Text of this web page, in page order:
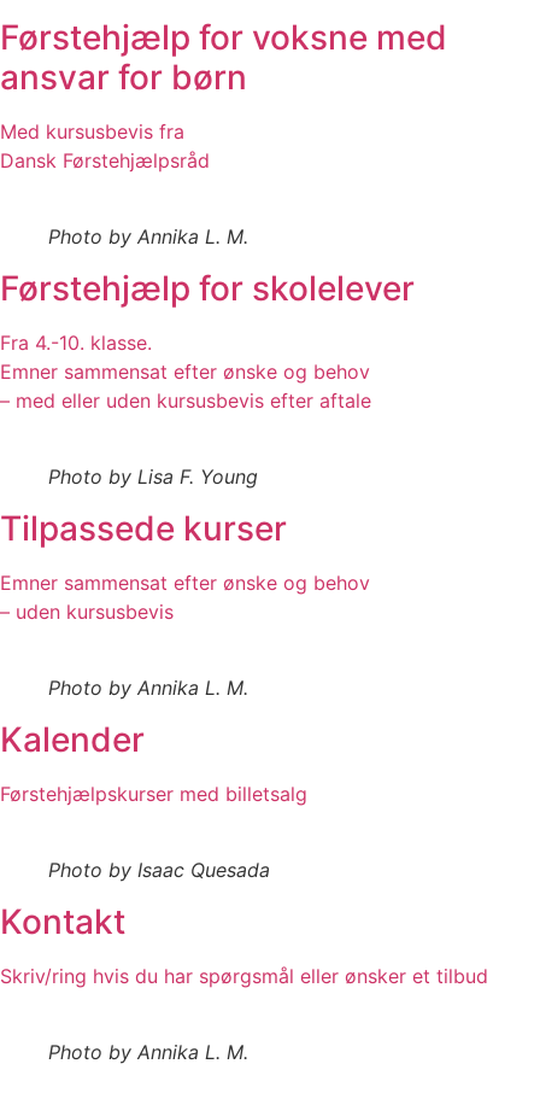
Førstehjælp for voksne med
ansvar for børn
Med kursusbevis fra
Dansk Førstehjælpsråd
Photo by Annika L. M.
Førstehjælp for skolelever
Fra 4.-10. klasse.
Emner sammensat efter ønske og behov
– med eller uden kursusbevis efter aftale
Photo by Lisa F. Young
Tilpassede kurser
Emner sammensat efter ønske og behov
– uden kursusbevis
Photo by Annika L. M.
Kalender
Førstehjælpskurser med billetsalg
Photo by Isaac Quesada
Kontakt
Skriv/ring hvis du har spørgsmål eller ønsker et tilbud
Photo by Annika L. M.